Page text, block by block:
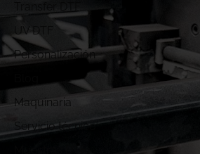
UV DTF
Personalización
Maquinaria
Servicio técnico